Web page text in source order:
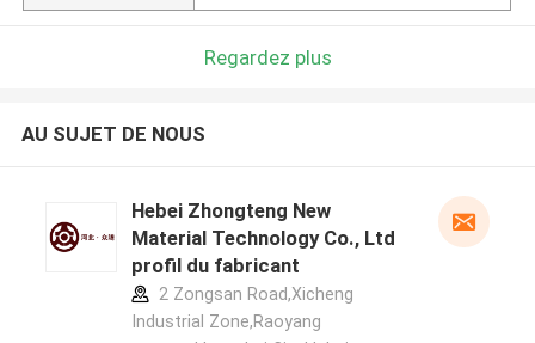
Regardez plus
AU SUJET DE NOUS
Hebei Zhongteng New
Material Technology Co., Ltd
profil du fabricant
2 Zongsan Road,Xicheng
Industrial Zone,Raoyang